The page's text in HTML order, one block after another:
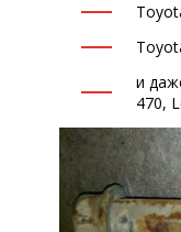
и
470,